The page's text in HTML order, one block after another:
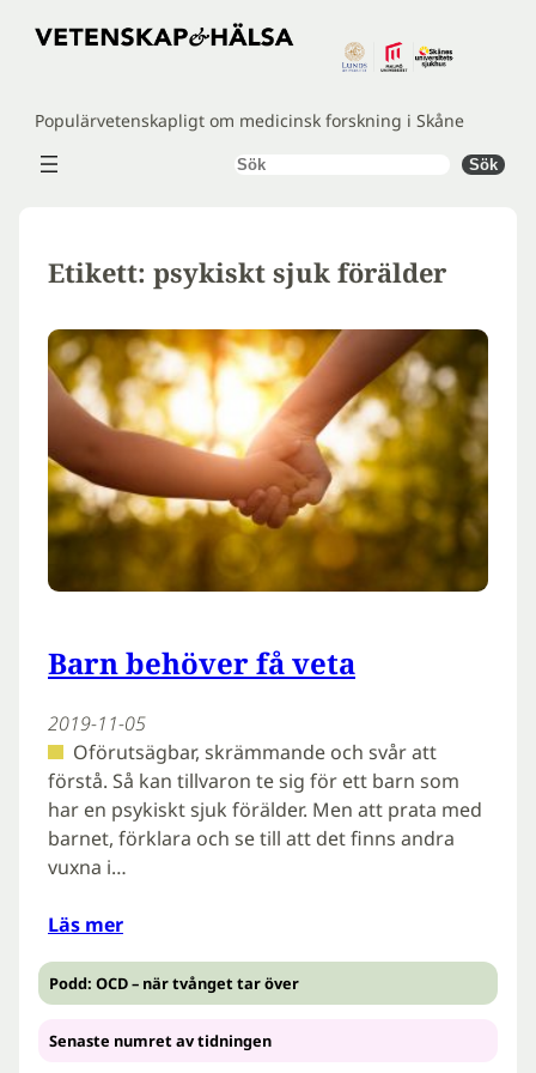
Hoppa
Populärvetenskapligt om medicinsk forskning i Skåne
Sök Sök
Etikett: psykiskt sjuk förälder
Barn behöver få veta
2019-11-05
Oförutsägbar, skrämmande och svår att
förstå. Så kan tillvaron te sig för ett barn som
har en psykiskt sjuk förälder. Men att prata med
barnet, förklara och se till att det finns andra
vuxna i…
Läs mer
Podd: OCD – när tvånget tar över
Senaste numret av tidningen